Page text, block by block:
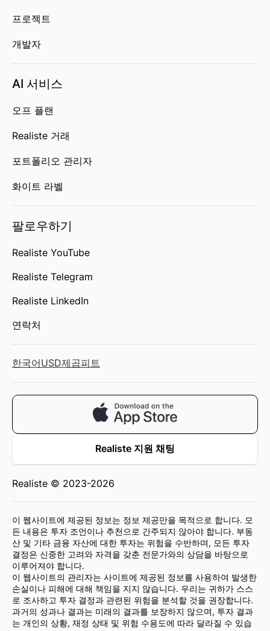
프로젝트
개발자
AI 서비스
오프 플랜
Realiste 거래
포트폴리오 관리자
화이트 라벨
팔로우하기
Realiste YouTube
Realiste Telegram
Realiste LinkedIn
연락처
한국어USD제곱피트
Realiste 지원 채팅
Realiste © 2023-2026
이 웹사이트에 제공된 정보는 정보 제공만을 목적으로 합니다. 모
든 내용은 투자 조언이나 추천으로 간주되지 않아야 합니다. 부동
산 및 기타 금융 자산에 대한 투자는 위험을 수반하며, 모든 투자
결정은 신중한 고려와 자격을 갖춘 전문가와의 상담을 바탕으로
이루어져야 합니다.
이 웹사이트의 관리자는 사이트에 제공된 정보를 사용하여 발생한
손실이나 피해에 대해 책임을 지지 않습니다. 우리는 귀하가 스스
로 조사하고 투자 결정과 관련된 위험을 분석할 것을 권장합니다.
과거의 성과나 결과는 미래의 결과를 보장하지 않으며, 투자 결과
는 개인의 상황, 재정 상태 및 위험 수용도에 따라 달라질 수 있습